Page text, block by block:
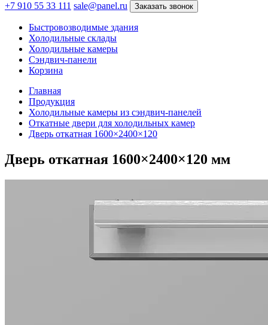
+7 910 55 33 111 sale@panel.ru Заказать звонок
Быстровозводимые здания
Холодильные склады
Холодильные камеры
Сэндвич-панели
Корзина
Главная
Продукция
Холодильные камеры из сэндвич-панелей
Откатные двери для холодильных камер
Дверь откатная 1600×2400×120
Дверь откатная 1600×2400×120 мм